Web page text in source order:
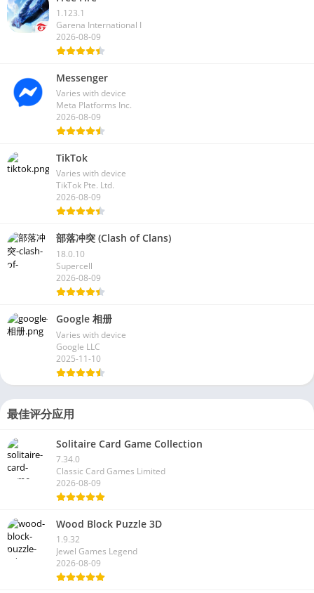
1.123.1
Garena International I
2026-08-09
Messenger
Varies with device
Meta Platforms Inc.
2026-08-09
TikTok
Varies with device
TikTok Pte. Ltd.
2026-08-09
部落冲突 (Clash of Clans)
18.0.10
Supercell
2026-08-09
Google 相册
Varies with device
Google LLC
2025-11-10
最佳评分应用
Solitaire Card Game Collection
7.34.0
Classic Card Games Limited
2026-08-09
Wood Block Puzzle 3D
1.9.32
Jewel Games Legend
2026-08-09